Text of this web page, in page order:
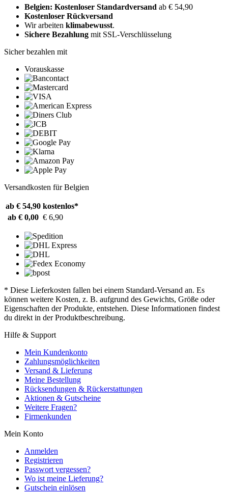
Belgien: Kostenloser Standardversand ab € 54,90
Kostenloser Rückversand
Wir arbeiten klimabewusst.
Sichere Bezahlung mit SSL-Verschlüsselung
Sicher bezahlen mit
Vorauskasse
Versandkosten für Belgien
ab € 54,90 kostenlos*
ab € 0,00 € 6,90
* Diese Lieferkosten fallen bei einem Standard-Versand an. Es
können weitere Kosten, z. B. aufgrund des Gewichts, Größe oder
Eigenschaften der Produkte, entstehen. Diese Informationen findest
du direkt in der Produktbeschreibung.
Hilfe & Support
Mein Kundenkonto
Zahlungsmöglichkeiten
Versand & Lieferung
Meine Bestellung
Rücksendungen & Rückerstattungen
Aktionen & Gutscheine
Weitere Fragen?
Firmenkunden
Mein Konto
Anmelden
Registrieren
Passwort vergessen?
Wo ist meine Lieferung?
Gutschein einlösen